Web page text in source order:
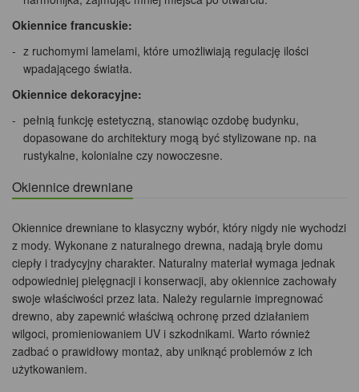
Okiennice francuskie:
z ruchomymi lamelami, które umożliwiają regulację ilości
wpadającego światła.
Okiennice dekoracyjne:
pełnią funkcję estetyczną, stanowiąc ozdobę budynku,
dopasowane do architektury mogą być stylizowane np. na
rustykalne, kolonialne czy nowoczesne.
Okiennice drewniane
Okiennice drewniane to klasyczny wybór, który nigdy nie wychodzi
z mody. Wykonane z naturalnego drewna, nadają bryle domu
ciepły i tradycyjny charakter. Naturalny materiał wymaga jednak
odpowiedniej pielęgnacji i konserwacji, aby okiennice zachowały
swoje właściwości przez lata. Należy regularnie impregnować
drewno, aby zapewnić właściwą ochronę przed działaniem
wilgoci, promieniowaniem UV i szkodnikami. Warto również
zadbać o prawidłowy montaż, aby uniknąć problemów z ich
użytkowaniem.